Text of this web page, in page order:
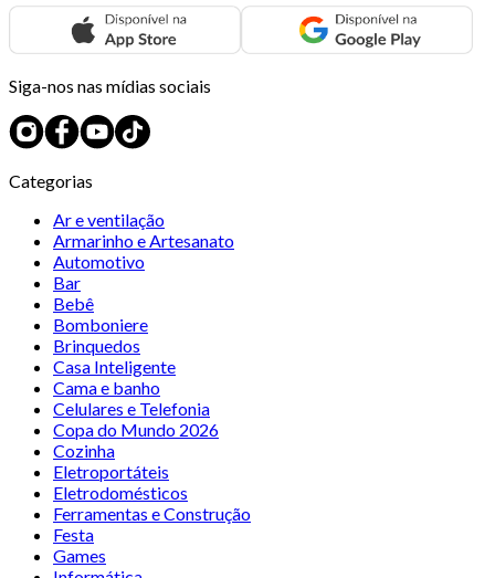
Siga-nos nas mídias sociais
Categorias
Ar e ventilação
Armarinho e Artesanato
Automotivo
Bar
Bebê
Bomboniere
Brinquedos
Casa Inteligente
Cama e banho
Celulares e Telefonia
Copa do Mundo 2026
Cozinha
Eletroportáteis
Eletrodomésticos
Ferramentas e Construção
Festa
Games